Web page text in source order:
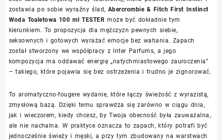
zostawia po sobie wyraźny ślad, Abercrombie & Fitch First Instinct
Woda Toaletowa 100 ml TESTER może być dokładnie tym
kierunkiem. To propozycja dla mężczyzn pewnych siebie,
seksownych i gotowych wyrażać emocje bez wahania. Zapach
został stworzony we współpracy z Inter Parfums, a jego
kompozycja ma oddawać energię „natychmiastowego zauroczenia”
– takiego, które pojawia się bez ostrzeżenia i trudno je zignorować.
To aromatyczno-fougere wydanie, które łączy świeżość z wyrazistą,
zmysłową bazą. Dzięki temu sprawdza się zarówno w ciągu dnia,
jak i wieczorem, kiedy chcesz, by Twoja obecność była zauważalna,
ale nie nachalna. W praktyce oznacza to zapach, który potrafi być
jednocześnie świeży i męski, a przy tym zbudowany na warstwach